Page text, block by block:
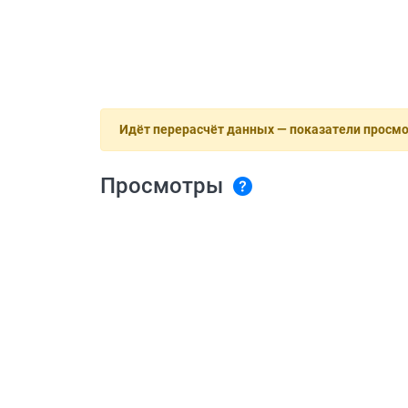
Идёт перерасчёт данных — показатели
Просмотры